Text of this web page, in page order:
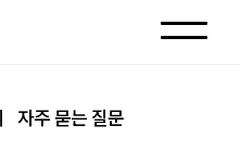
자주 묻는 질문